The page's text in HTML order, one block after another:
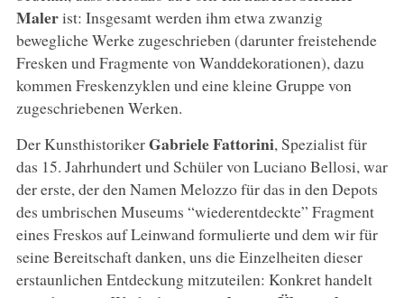
Malerist: Insgesamt werden ihm etwa zwanzig
bewegliche Werke zugeschrieben (darunter freistehende
Fresken und Fragmente von Wanddekorationen), dazu
kommen Freskenzyklen und eine kleine Gruppe von
zugeschriebenen Werken.
Der KunsthistorikerGabriele Fattorini, Spezialist für
das 15. Jahrhundert und Schüler von Luciano Bellosi, war
der erste, der den Namen Melozzo für das in den Depots
des umbrischen Museums “wiederentdeckte” Fragment
eines Freskos auf Leinwand formulierte und dem wir für
seine Bereitschaft danken, uns die Einzelheiten dieser
erstaunlichen Entdeckung mitzuteilen: Konkret handelt